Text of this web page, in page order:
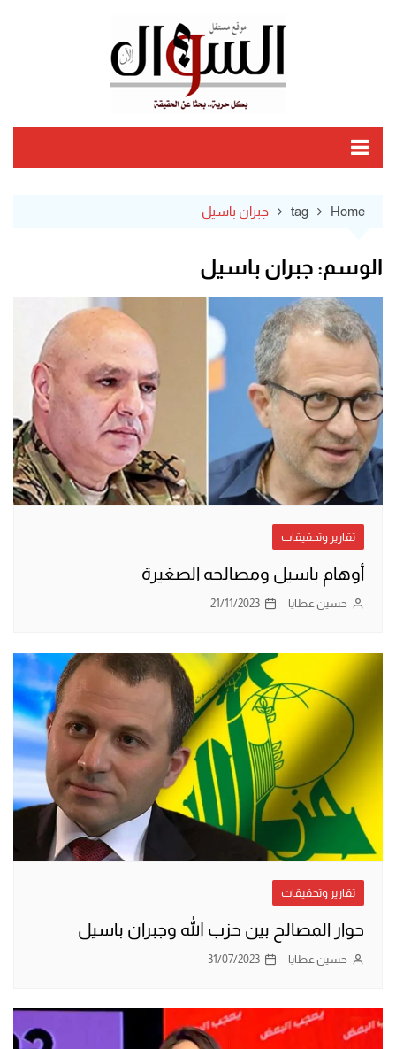
Home
tag جبران باسيل
الوسم: جبران باسيل
تقارير وتحقيقات
أوهام باسيل ومصالحه الصغيرة
حسين عطايا 21/11/2023
تقارير وتحقيقات
حوار المصالح بين حزب الله وجبران باسيل
حسين عطايا 31/07/2023